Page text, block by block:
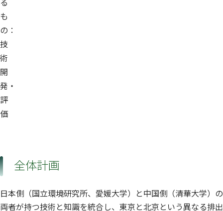
も
の：
技
術
開
発・
評
価
全体計画
日本側（国立環境研究所、愛媛大学）と中国側（清華大学）の
両者が持つ技術と知識を統合し、東京と北京という異なる排出